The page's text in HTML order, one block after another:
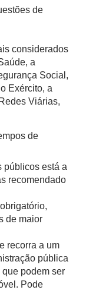
de
considerados
a
Social,
Exército, a
Viárias,
de
públicos está a
recomendado
de maior
recorra a um
pública
podem ser
Pode